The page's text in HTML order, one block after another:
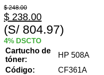
$248.00
$ 238.00
(S/ 804.97)
4% DSCTO
Cartucho de
tóner:
HP 508A
Código:
CF361A